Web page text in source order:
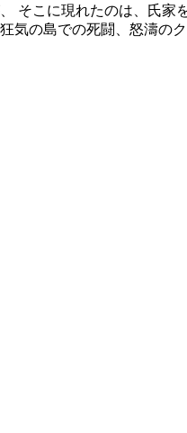
そこに現れたのは、氏
気の島での死闘、怒濤の